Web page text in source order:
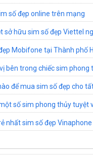
số đẹp online trên mạng
sở hữu sim số đẹp Viettel
Mobifone tại Thành phố
bên trong chiếc sim phong
để mua sim số đẹp cho
số sim phong thủy tuyệt
nhất sim số đẹp Vinaphone